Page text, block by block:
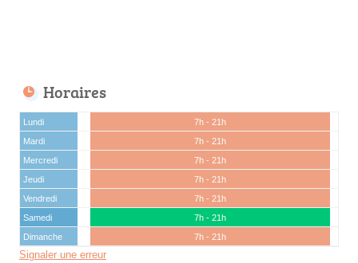
Horaires
Lundi
7h - 21h
Mardi
7h - 21h
Mercredi
7h - 21h
Jeudi
7h - 21h
Vendredi
7h - 21h
Samedi
7h - 21h
Dimanche
7h - 21h
Signaler une erreur